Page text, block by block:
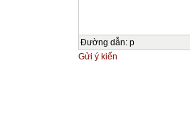
Đường dẫn: p
Gửi ý kiến